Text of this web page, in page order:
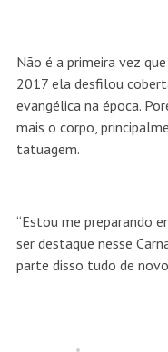
Não é a primeira vez
2017 ela desfilou
evangélica na época.
mais o corpo,
tatuagem.
“Estou me preparando
ser destaque nesse
parte disso tudo de